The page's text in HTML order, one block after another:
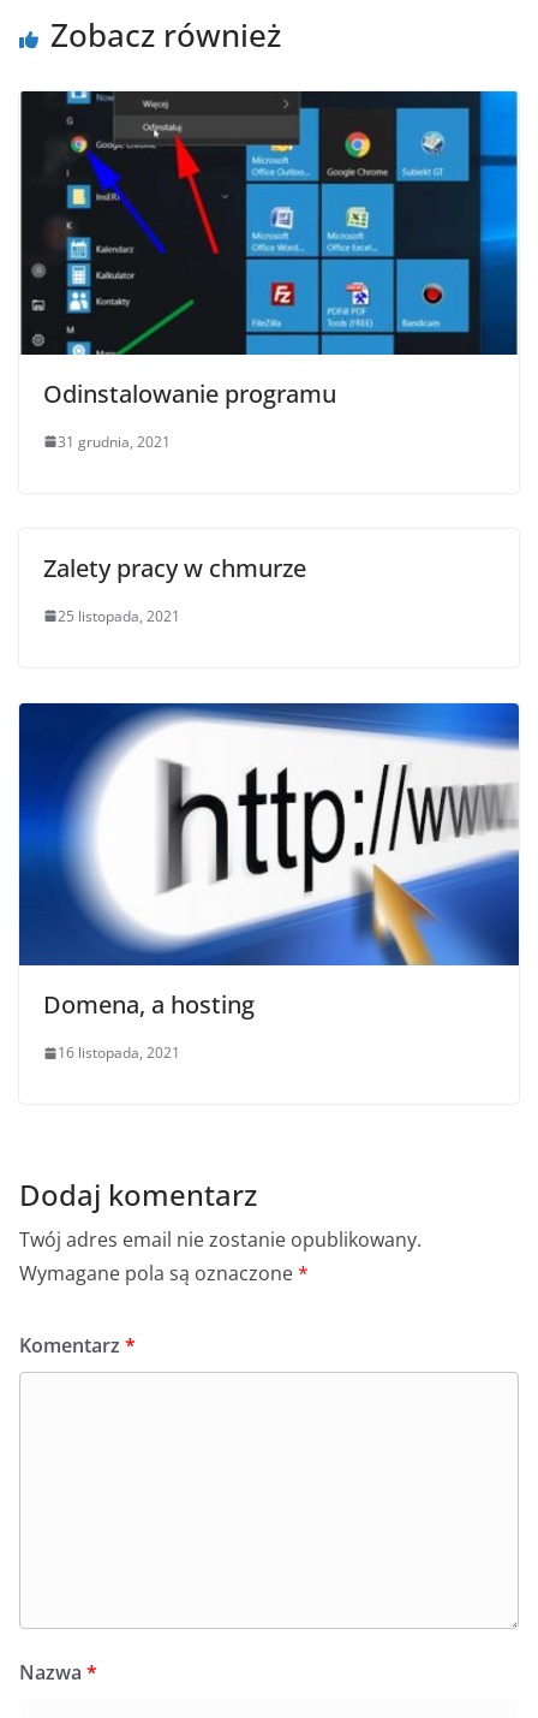
Zobacz również
Odinstalowanie programu
31 grudnia, 2021
Zalety pracy w chmurze
25 listopada, 2021
Domena, a hosting
16 listopada, 2021
Dodaj komentarz
Twój adres email nie zostanie opublikowany.
Wymagane pola są oznaczone*
Komentarz *
Nazwa *